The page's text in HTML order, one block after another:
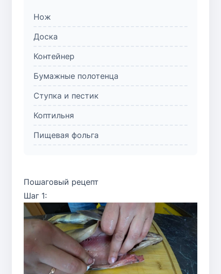
Нож
Доска
Контейнер
Бумажные полотенца
Ступка и пестик
Коптильня
Пищевая фольга
Пошаговый рецепт
Шаг 1: